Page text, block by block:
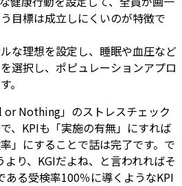
目標は成立しにくいのが特徴で
な理想を設定し、睡眠や血圧など
選択し、ポピュレーションアプロ
。
or Nothing」のストレスチェック
、KPIも「実施の有無」にすれば
」にすることで話は完了です。で
り、KGIだよね、と言われればそ
ある受検率100％に導くようなKPI